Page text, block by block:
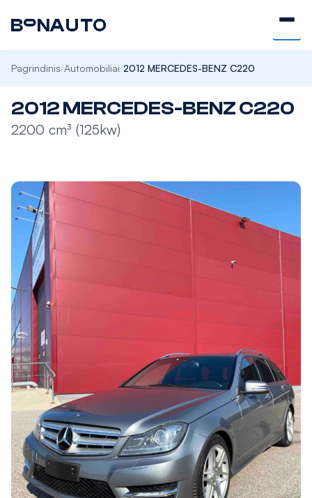
Pagrindinis/Automobiliai/2012 MERCEDES-BENZ C220
2012 MERCEDES-BENZ C220
2200 cm³ (125kw)